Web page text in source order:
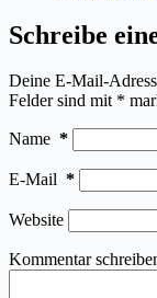
Schreibe
Deine E-Mail-
Felder sind mit *
Name *
E-Mail *
Website
Kommentar